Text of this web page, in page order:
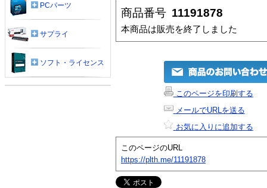
商品番号 11191878
本商品は販売を終了しました
このページを印刷する
メールでURLを送る
お気に入りに追加する
このページのURL
https://plth.me/11191878
PCパーツ
サプライ
ソフト・ライセンス